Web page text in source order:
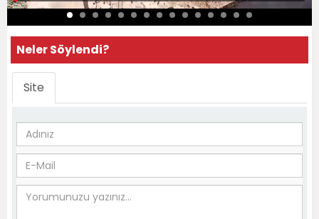
Neler Söylendi?
Site